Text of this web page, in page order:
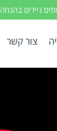
ניידים בהנחה
צור קשר